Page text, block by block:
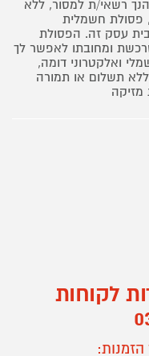
רשאי/ת למסור, ללא
פסולת חשמלית
עסק זה. הפסולת
ומחובתו לאפשר לך
ואלקטרוני דומה,
תשלום או תמורה
לקוחות